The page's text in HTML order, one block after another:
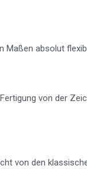
Maßen absolut
von der
von den